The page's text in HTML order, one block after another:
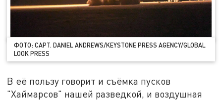
ФОТО: CAPT. DANIEL ANDREWS/KEYSTONE PRESS AGENCY/GLOBAL
LOOK PRESS
В её пользу говорит и съёмка пусков
"Хаймарсов" нашей разведкой, и воздушная